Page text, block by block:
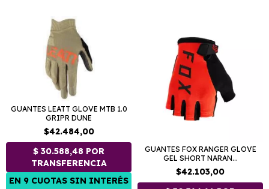
GUANTES LEATT GLOVE MTB 1.0
GRIPR DUNE
$42.484,00
GUANTES FOX RANGER GLOVE
GEL SHORT NARAN...
$42.103,00